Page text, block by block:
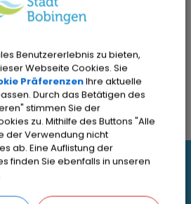
Anpassen
Benutzererlebnis zu bieten,
Webseite Cookies. Sie
PräferenzenIhre aktuelle
Durch das Betätigen des
stimmen Sie der
zu. Mithilfe des Buttons "Alle
der Verwendung nicht
ab. Eine Auflistung der
finden Sie ebenfalls in unseren